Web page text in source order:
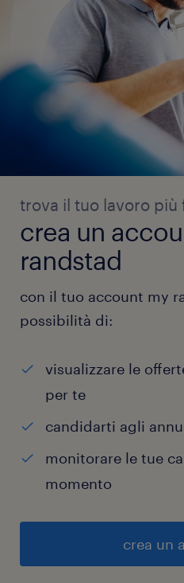
trova il tuo lavoro più
crea un
randstad
con il tuo account my
possibilità di:
visualizzare le
per te
candidarti agli
monitorare le tue
momento
crea un